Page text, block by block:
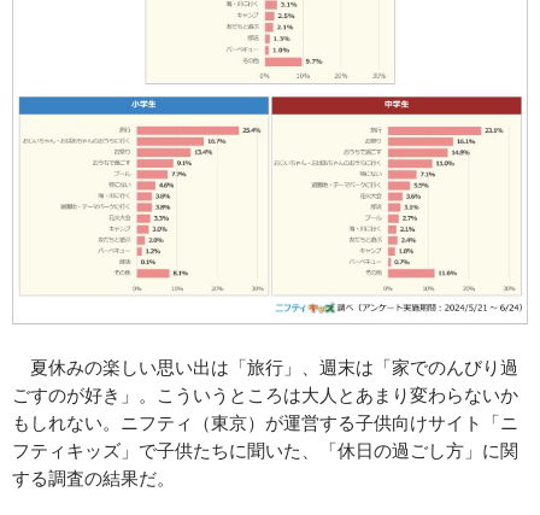
夏休みの楽しい思い出は「旅行」、週末は「家でのんびり過
ごすのが好き」。こういうところは大人とあまり変わらないか
もしれない。ニフティ（東京）が運営する子供向けサイト「ニ
フティキッズ」で子供たちに聞いた、「休日の過ごし方」に関
する調査の結果だ。